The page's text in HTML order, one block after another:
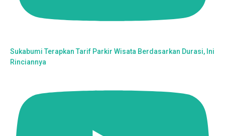
Sukabumi Terapkan Tarif Parkir Wisata Berdasarkan Durasi, Ini
Rinciannya